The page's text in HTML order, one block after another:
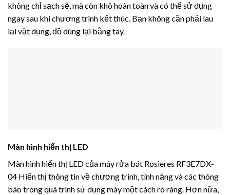
không chỉ sạch sẽ, mà còn khô hoàn toàn và có thể sử dụng
ngay sau khi chương trình kết thúc. Bạn không cần phải lau
lại vật dụng, đồ dùng lại bằng tay.
Màn hình hiển thị LED
Màn hình hiển thị LED của máy rửa bát Rosieres RF3E7DX-
04 Hiển thị thông tin về chương trình, tính năng và các thông
báo trong quá trình sử dụng máy một cách rõ ràng. Hơn nữa,